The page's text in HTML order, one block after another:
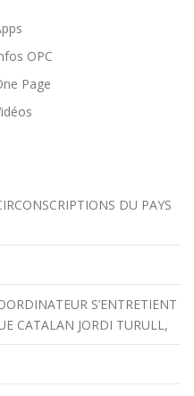
OPC
Page
DU PAYS
S’ENTRETIENT
CATALAN JORDI TURULL,